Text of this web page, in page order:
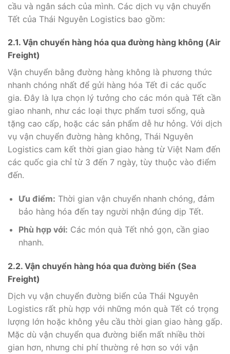
cầu và ngân sách của mình. Các dịch vụ vận chuyển
Tết của Thái Nguyên Logistics bao gồm:
2.1. Vận chuyển hàng hóa qua đường hàng không (Air
Freight)
Vận chuyển bằng đường hàng không là phương thức
nhanh chóng nhất để gửi hàng hóa Tết đi các quốc
gia. Đây là lựa chọn lý tưởng cho các món quà Tết cần
giao nhanh, như các loại thực phẩm tươi sống, quà
tặng cao cấp, hoặc các sản phẩm dễ hư hỏng. Với dịch
vụ vận chuyển đường hàng không, Thái Nguyên
Logistics cam kết thời gian giao hàng từ Việt Nam đến
các quốc gia chỉ từ 3 đến 7 ngày, tùy thuộc vào điểm
đến.
Ưu điểm: Thời gian vận chuyển nhanh chóng, đảm
bảo hàng hóa đến tay người nhận đúng dịp Tết.
Phù hợp với: Các món quà Tết nhỏ gọn, cần giao
nhanh.
2.2. Vận chuyển hàng hóa qua đường biển (Sea
Freight)
Dịch vụ vận chuyển đường biển của Thái Nguyên
Logistics rất phù hợp với những món quà Tết có trọng
lượng lớn hoặc không yêu cầu thời gian giao hàng gấp.
Mặc dù vận chuyển qua đường biển mất nhiều thời
gian hơn, nhưng chi phí thường rẻ hơn so với vận